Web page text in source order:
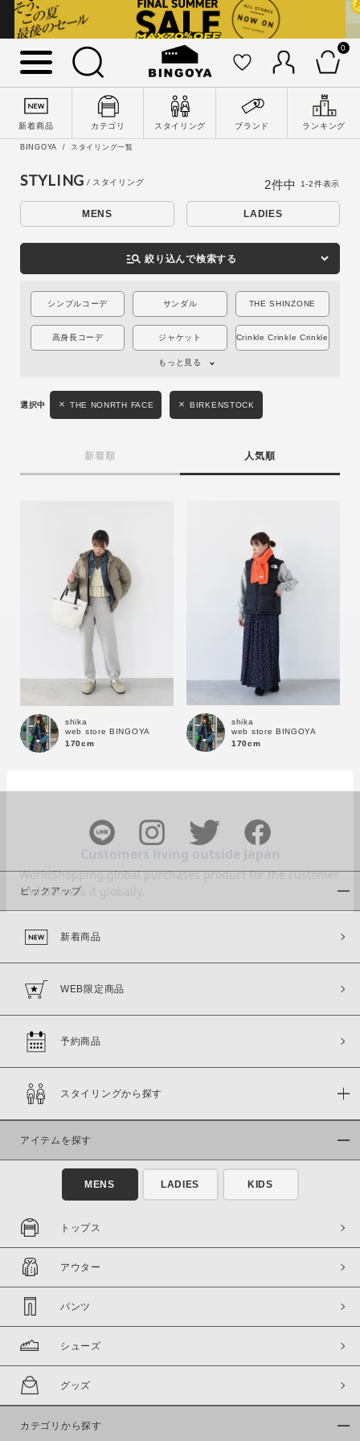
0
新着商品 カテゴリ スタイリング ブランド ランキング
詳細検索
キーワード
ブランド
価格
～
商品タイプ
在庫
BINGOYA スタイリング一覧
STYLING
MENS LADIES
manage_search 絞り込んで検索する
シンプルコーデ サンダル THE SHINZONE
高身長コーデ ジャケット Crinkle Crinkle Crinkle
もっと見る
THE NONRTH FACE BIRKENSTOCK
新着順 人気順
2件中 1-2件表示
shika
web store BINGOYA
170cm
shika
web store BINGOYA
170cm
ピックアップ
新着商品
WEB限定商品
予約商品
スタイリングから探す
アイテムを探す
MENS LADIES KIDS
トップス
アウター
パンツ
シューズ
グッズ
カテゴリから探す